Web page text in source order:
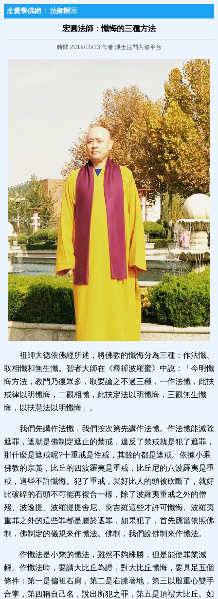
念覺學佛網 : 法師開示
宏圓法師：懺悔的三種方法
時間:2019/10/13 作者:淨土法門共修平台
祖師大德依佛經所述，將佛教的懺悔分為三種：作法懺、
取相懺和無生懺。智者大師在《釋禪波羅蜜》中說：「今明懺
悔方法，教門乃復眾多，取要論之不過三種，一作法懺，此扶
戒律以明懺悔，二觀相懺，此扶定法以明懺悔，三觀無生懺
悔，以扶慧法以明懺悔」。
我們先講作法懺，我們按次第先講作法懺。作法懺能滅除
遮罪，遮就是佛制定遮止的禁戒，違反了禁戒就是犯了遮罪，
那什麼是遮戒呢?十重戒是性戒，其餘的都是遮戒。依據小乘
佛教的宗義，比丘的四波羅夷是重戒，比丘尼的八波羅夷是重
戒，這些不許懺悔。犯了重戒，就好比人的頭被砍斷了，就好
比破碎的石頭不可能再複合一樣，除了波羅夷重戒之外的僧
殘、波逸提、波羅提提舍尼、突吉羅這些才許可懺悔。波羅夷
重罪之外的這些罪都是屬於遮罪，如果犯了，首先應當依照佛
制，佛制定的儀規來作懺法。佛制，我們說佛制來作懺法。
作懺法是小乘的懺法，雖然不夠殊勝，但是能使罪業減
輕。作懺法時，要請大比丘為證，對大比丘懺悔，要具足五個
條件：第一是偏袒右肩，第二是右膝著地，第三以殷重心雙手
合掌，第四稱自己名，說出所犯之罪，第五是頂禮大比丘。如